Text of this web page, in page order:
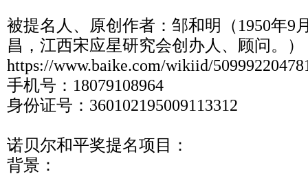
被提名人、原创作者：邹和明（1950年9
昌，江西宋应星研究会创办人、顾问。）
https://www.baike.com/wikiid/
手机号：18079108964
身份证号：360102195009113312
诺贝尔和平奖提名项目：
背景：